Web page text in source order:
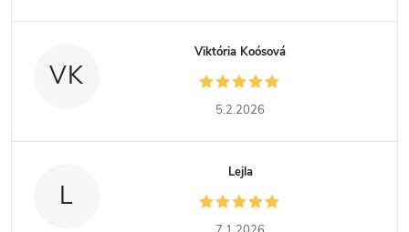
VK
Viktória Koósová
5.2.2026
L
Lejla